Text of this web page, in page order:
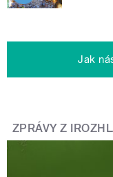
Jak
ZPRÁVY Z